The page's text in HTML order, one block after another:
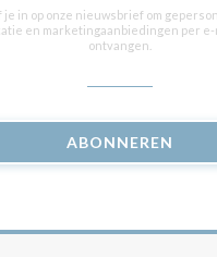
je in op onze nieuwsbrief om
en marketingaanbiedingen per e-
ontvangen.
ABONNEREN